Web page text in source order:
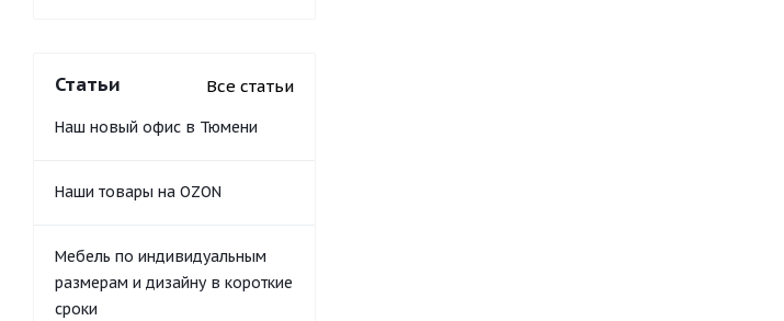
Статьи Все статьи
Наш новый офис в Тюмени
Наши товары на OZON
Мебель по индивидуальным
размерам и дизайну в короткие
сроки